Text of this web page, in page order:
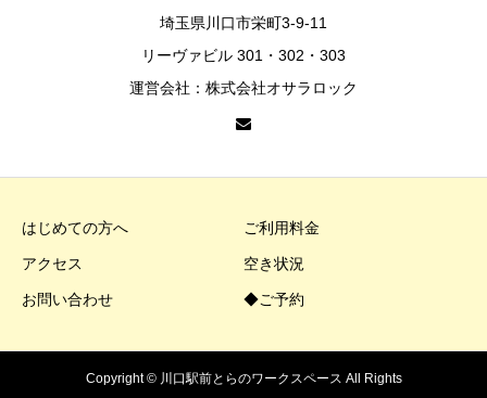
埼玉県川口市栄町3-9-11
リーヴァビル 301・302・303
運営会社：株式会社オサラロック
はじめての方へ ご利用料金
アクセス 空き状況
お問い合わせ ◆ご予約
Copyright © 川口駅前とらのワークスペース All Rights